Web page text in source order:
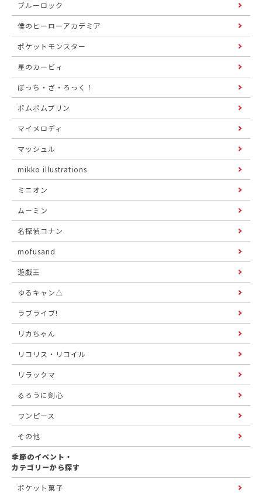
ブルーロック
僕のヒーローアカデミア
ポケットモンスター
星のカービィ
ぼっち・ざ・ろっく！
ポムポムプリン
マイメロディ
マッシュル
mikko illustrations
ミニオン
ムーミン
名探偵コナン
mofusand
遊戯王
ゆるキャン△
ラブライブ!
リカちゃん
リコリス・リコイル
リラックマ
るろうに剣心
ワンピース
その他
季節のイベント・
カテゴリーから探す
ポケット菓子